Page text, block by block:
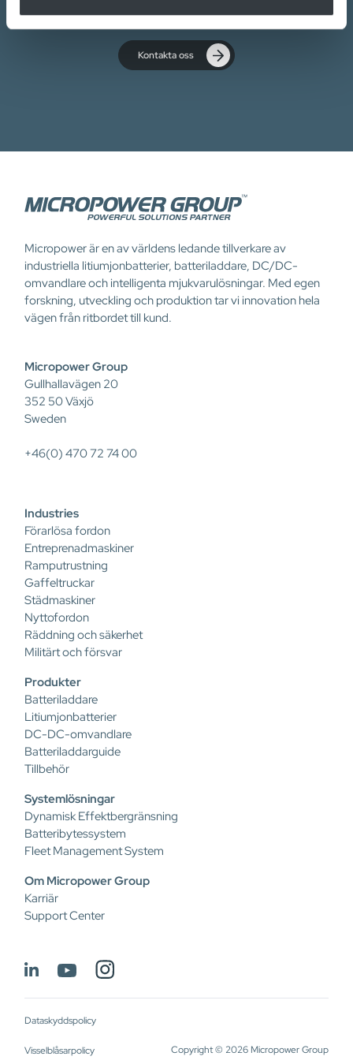
Kontakta oss
Micropower är en av världens ledande tillverkare av
industriella litiumjonbatterier, batteriladdare, DC/DC-
omvandlare och intelligenta mjukvarulösningar. Med egen
forskning, utveckling och produktion tar vi innovation hela
vägen från ritbordet till kund.
Micropower Group
Gullhallavägen 20
352 50 Växjö
Sweden
+46(0) 470 72 74 00
Industries
Förarlösa fordon
Entreprenadmaskiner
Ramputrustning
Gaffeltruckar
Städmaskiner
Nyttofordon
Räddning och säkerhet
Militärt och försvar
Produkter
Batteriladdare
Litiumjonbatterier
DC-DC-omvandlare
Batteriladdarguide
Tillbehör
Systemlösningar
Dynamisk Effektbergränsning
Batteribytessystem
Fleet Management System
Om Micropower Group
Karriär
Support Center
Dataskyddspolicy
Visselblåsarpolicy Copyright © 2026 Micropower Group